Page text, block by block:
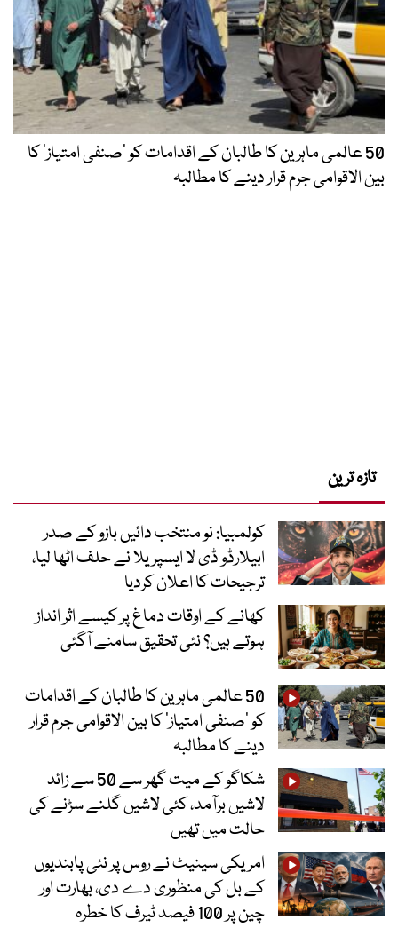
50 عالمی ماہرین کا طالبان کے اقدامات کو ’صنفی امتیاز‘ کا
بین الاقوامی جرم قرار دینے کا مطالبہ
تازہ ترین
کولمبیا: نو منتخب دائیں بازو کے صدر
ابیلارڈو ڈی لا ایسپریلا نے حلف اٹھا لیا،
ترجیحات کا اعلان کردیا
کھانے کے اوقات دماغ پر کیسے اثر انداز
ہوتے ہیں؟ نئی تحقیق سامنے آگئی
50 عالمی ماہرین کا طالبان کے اقدامات
کو ’صنفی امتیاز‘ کا بین الاقوامی جرم قرار
دینے کا مطالبہ
شکاگو کے میت گھر سے 50 سے زائد
لاشیں برآمد، کئی لاشیں گلنے سڑنے کی
حالت میں تھیں
امریکی سینیٹ نے روس پر نئی پابندیوں
کے بل کی منظوری دے دی، بھارت اور
چین پر 100 فیصد ٹیرف کا خطرہ